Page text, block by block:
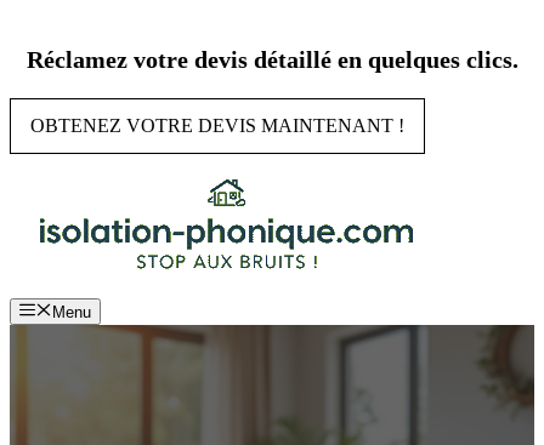
contenu
Réclamez votre devis détaillé en quelques clics.
OBTENEZ VOTRE DEVIS MAINTENANT !
Menu